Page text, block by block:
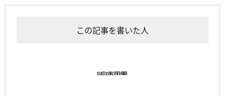
この記事を書いた人